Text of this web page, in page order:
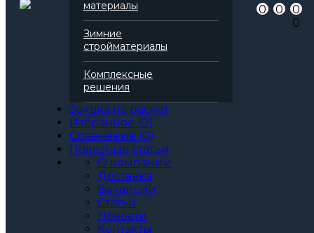
материалы
Зимние
стройматериалы
Комплексные
решения
Заявка на расчет
Избранное (0)
Сравнение (0)
Полезные статьи
О компании
Доставка
Вакансии
Статьи
Новости
Контакты
0 0
0
0
Серия
Технофас
Базальтовая вата
Все характеристики